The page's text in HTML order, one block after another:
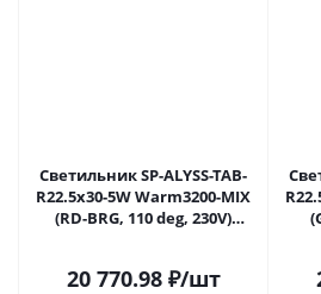
Светильник SP-ALYSS-TAB-
R22.5х30-5W Warm3200-MIX
(RD-BRG, 110 deg, 230V)
20 770.98₽/шт